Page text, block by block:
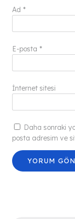
Ad *
E-posta *
İnternet sitesi
Daha sonraki
posta adresim ve